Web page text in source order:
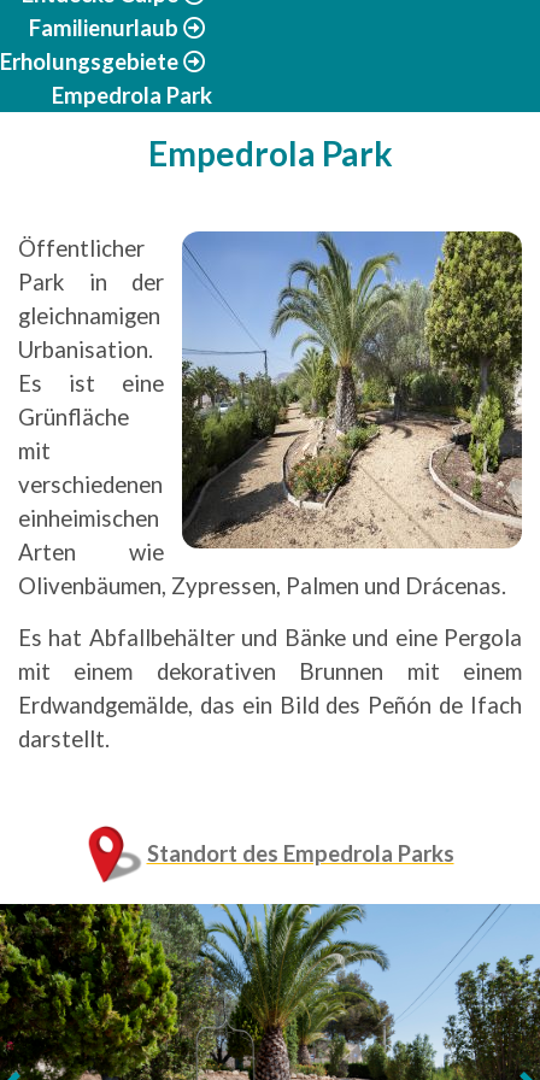
Familienurlaub
Erholungsgebiete
Empedrola Park
Empedrola Park
Öffentlicher
Park in der
gleichnamigen
Urbanisation.
Es ist eine
Grünfläche
mit
verschiedenen
einheimischen
Arten wie
Olivenbäumen, Zypressen, Palmen und Drácenas.
Es hat Abfallbehälter und Bänke und eine Pergola
mit einem dekorativen Brunnen mit einem
Erdwandgemälde, das ein Bild des Peñón de Ifach
darstellt.
Standort des Empedrola Parks